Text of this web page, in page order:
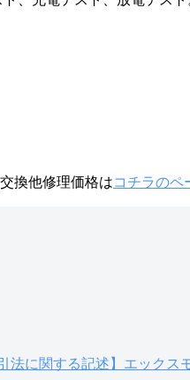
換他修理価格はコチラのペ
法に関する記述】エックス